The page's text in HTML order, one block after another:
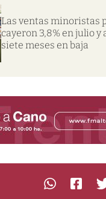
Las ventas minoristas
cayeron 3,8% en julio y
siete meses en baja